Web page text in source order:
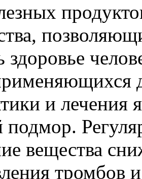
здоровье
и лечения
вещества
тромбов